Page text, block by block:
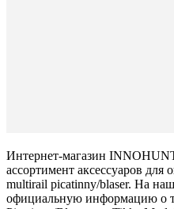
Интернет-магазин
ассортимент аксессуаров для
multirail picatinny/blaser. На
официальную информацию о